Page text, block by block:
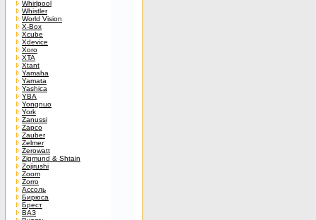
Whirlpool
Whistler
World Vision
X-Box
Xcube
Xdevice
Xoro
XTA
Xtant
Yamaha
Yamata
Yashica
YBA
Yongnuo
York
Zanussi
Zapco
Zauber
Zelmer
Zerowatt
Zigmund & Shtain
Zojirushi
Zoom
Zorro
Ассоль
Бирюса
Брест
ВАЗ